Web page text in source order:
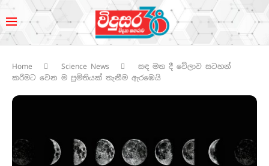
Home Science News
සඳ මත දී වේලාව සටහන්
කරීමට වෙන ම ප්‍රමිතියක් තැනීම ඇරඹෙයි